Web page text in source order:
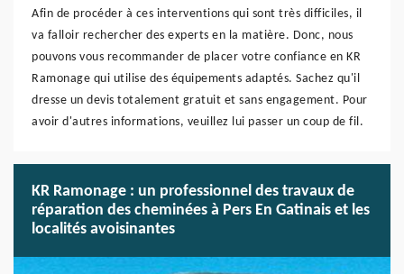
Afin de procéder à ces interventions qui sont très difficiles, il
va falloir rechercher des experts en la matière. Donc, nous
pouvons vous recommander de placer votre confiance en KR
Ramonage qui utilise des équipements adaptés. Sachez qu'il
dresse un devis totalement gratuit et sans engagement. Pour
avoir d'autres informations, veuillez lui passer un coup de fil.
KR Ramonage : un professionnel des travaux de
réparation des cheminées à Pers En Gatinais et les
localités avoisinantes